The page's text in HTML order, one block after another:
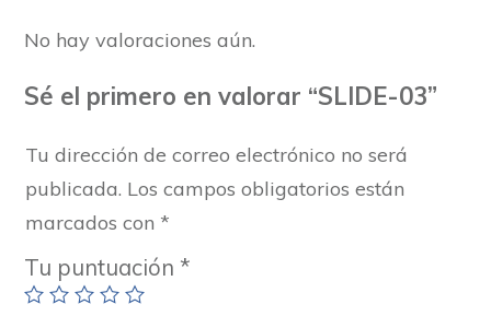
No hay valoraciones aún.
Sé el primero en valorar “SLIDE-03”
Tu dirección de correo electrónico no será
publicada. Los campos obligatorios están
marcados con *
Tu puntuación *